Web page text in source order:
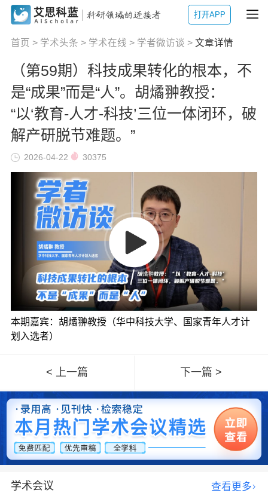
打开APP
首页 > 学术头条 > 学术在线 > 学者微访谈 > 文章详情
（第59期）科技成果转化的根本，不
是“成果”而是“人”。胡燏翀教授：
“以‘教育-人才-科技’三位一体闭环，破
解产研脱节难题。”
2026-04-22 30375
本期嘉宾：胡燏翀教授（华中科技大学、国家青年人才计
划入选者）
< 上一篇 下一篇 >
学术会议 查看更多